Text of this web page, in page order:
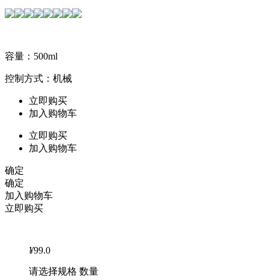
容量：500ml
控制方式：机械
立即购买
加入购物车
立即购买
加入购物车
确定
确定
加入购物车
立即购买
¥99.0
请选择规格 数量